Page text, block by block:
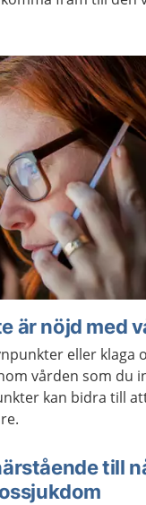
är nöjd med
eller klaga
vården som du
kan bidra till
till